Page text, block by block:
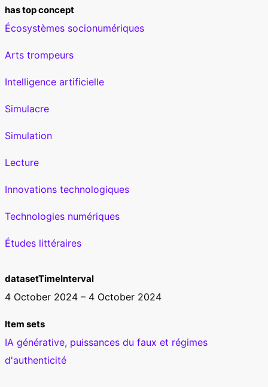
has top concept
Écosystèmes socionumériques
Arts trompeurs
Intelligence artificielle
Simulacre
Simulation
Lecture
Innovations technologiques
Technologies numériques
Études littéraires
datasetTimeInterval
4 October 2024 – 4 October 2024
Item sets
IA générative, puissances du faux et régimes
d'authenticité